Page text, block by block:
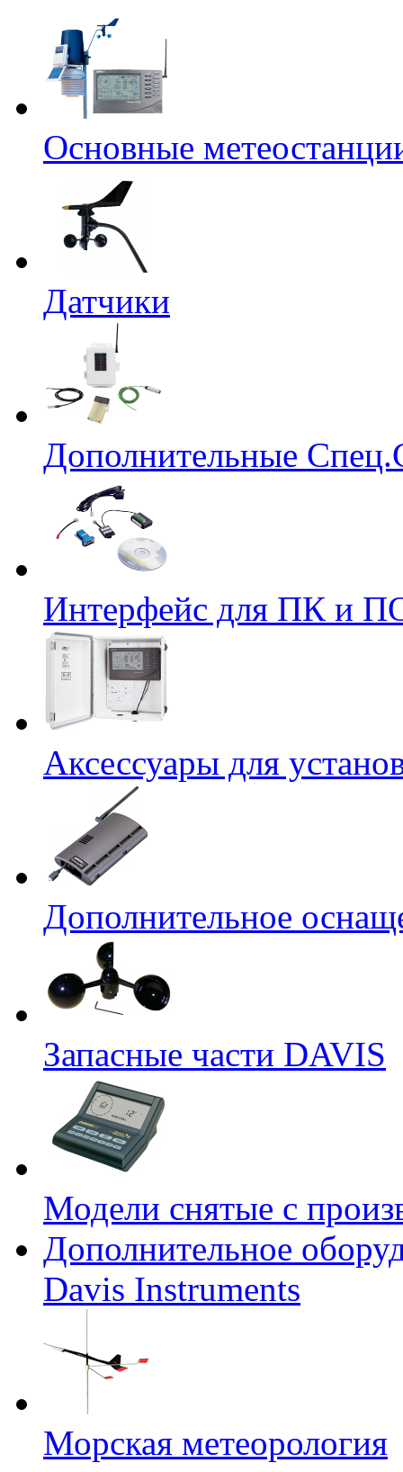
Основные
Датчики
Дополнительные
Интерфейс для ПК и
Аксессуары для
Дополнительное
Запасные части DAVIS
Модели снятые с
Дополнительное
Davis Instruments
Морская метеорология